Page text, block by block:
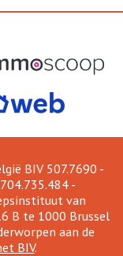
BIV 507.7690 -
-
van
B te 1000 Brussel
aan de
BIV.